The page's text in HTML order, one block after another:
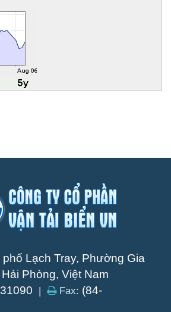
phố Lạch Tray, Phường Gia
Phòng, Việt Nam
| Fax: (84-